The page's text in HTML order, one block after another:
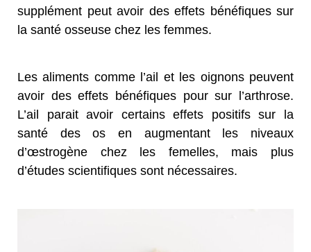
supplément peut avoir des effets bénéfiques sur
la santé osseuse chez les femmes.
Les aliments comme l’ail et les oignons peuvent
avoir des effets bénéfiques pour sur l’arthrose.
L’ail parait avoir certains effets positifs sur la
santé des os en augmentant les niveaux
d’œstrogène chez les femelles, mais plus
d’études scientifiques sont nécessaires.